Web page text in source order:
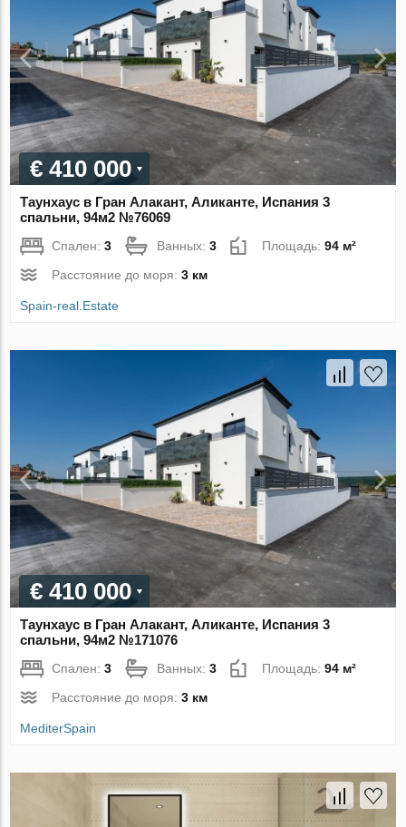
€ 410 000
Таунхаус в Гран Алакант, Аликанте, Испания 3
спальни, 94м2 №76069
Спален:3 Ванных:3 Площадь:94 м²
Расстояние до моря:3 км
Spain-real.Estate
€ 410 000
Таунхаус в Гран Алакант, Аликанте, Испания 3
спальни, 94м2 №171076
Спален:3 Ванных:3 Площадь:94 м²
Расстояние до моря:3 км
MediterSpain